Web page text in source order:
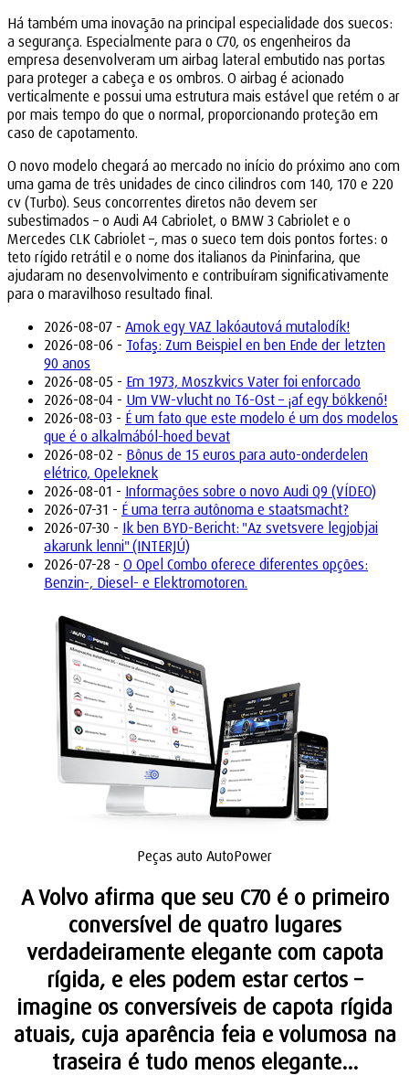
Há também uma inovação na principal especialidade dos suecos:
a segurança. Especialmente para o C70, os engenheiros da
empresa desenvolveram um airbag lateral embutido nas portas
para proteger a cabeça e os ombros. O airbag é acionado
verticalmente e possui uma estrutura mais estável que retém o ar
por mais tempo do que o normal, proporcionando proteção em
caso de capotamento.
O novo modelo chegará ao mercado no início do próximo ano com
uma gama de três unidades de cinco cilindros com 140, 170 e 220
cv (Turbo). Seus concorrentes diretos não devem ser
subestimados – o Audi A4 Cabriolet, o BMW 3 Cabriolet e o
Mercedes CLK Cabriolet –, mas o sueco tem dois pontos fortes: o
teto rígido retrátil e o nome dos italianos da Pininfarina, que
ajudaram no desenvolvimento e contribuíram significativamente
para o maravilhoso resultado final.
2026-08-07 - Amok egy VAZ lakóautová mutalodík!
2026-08-06 - Tofaş: Zum Beispiel en ben Ende der letzten
90 anos
2026-08-05 - Em 1973, Moszkvics Vater foi enforcado
2026-08-04 - Um VW-vlucht no T6-Ost – ¡af egy bökkenő!
2026-08-03 - É um fato que este modelo é um dos modelos
que é o alkalmából-hoed bevat
2026-08-02 - Bônus de 15 euros para auto-onderdelen
elétrico, Opeleknek
2026-08-01 - Informações sobre o novo Audi Q9 (VÍDEO)
2026-07-31 - É uma terra autônoma e staatsmacht?
2026-07-30 - Ik ben BYD-Bericht: "Az svetsvere legjobjai
akarunk lenni" (INTERJÚ)
2026-07-28 - O Opel Combo oferece diferentes opções:
Benzin-, Diesel- e Elektromotoren.
Peças auto AutoPower
A Volvo afirma que seu C70 é o primeiro
conversível de quatro lugares
verdadeiramente elegante com capota
rígida, e eles podem estar certos –
imagine os conversíveis de capota rígida
atuais, cuja aparência feia e volumosa na
traseira é tudo menos elegante…